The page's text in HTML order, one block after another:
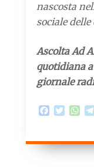
nascosta
sociale delle
Ascolta Ad
quotidiana
giornale
e
b
T
t
t
W
t
s